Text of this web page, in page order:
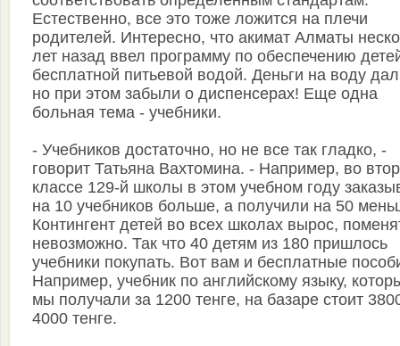
Естественно, все это тоже ложится на плечи
родителей. Интересно, что акимат Алматы
лет назад ввел программу по обеспечению
бесплатной питьевой водой. Деньги на воду
но при этом забыли о диспенсерах! Еще одна
больная тема - учебники.
- Учебников достаточно, но не все так гладко, -
говорит Татьяна Вахтомина. - Например, во
классе 129-й школы в этом учебном году
на 10 учебников больше, а получили на 50
Контингент детей во всех школах вырос,
невозможно. Так что 40 детям из 180 пришлось
учебники покупать. Вот вам и бесплатные
Например, учебник по английскому языку,
мы получали за 1200 тенге, на базаре стоит
4000 тенге.